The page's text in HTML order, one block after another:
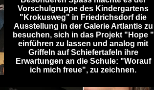
Vorschulgruppe des Kindergartens
"Krokusweg" in Friedrichsdorf die
Ausstellung in der Galerie Artlantis zu
besuchen, sich in das Projekt "Hope "
einführen zu lassen und analog mit
Griffeln auf Schiefertafeln ihre
Erwartungen an die Schule: "Worauf
ich mich freue", zu zeichnen.